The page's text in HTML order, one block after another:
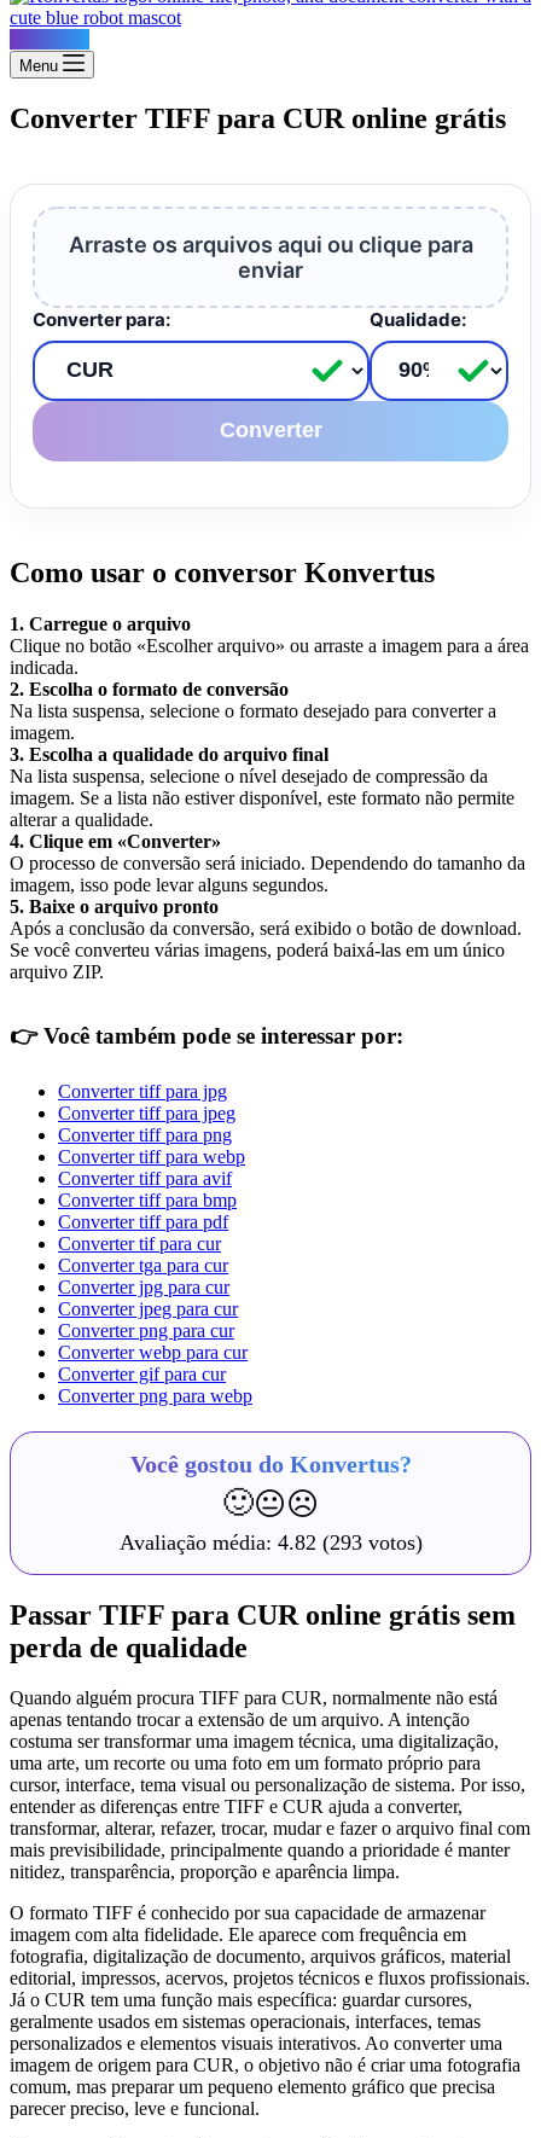
Menu
Converter TIFF para CUR online grátis
Arraste os arquivos aqui ou clique para
enviar
Converter para: Qualidade:
Converter
Como usar o conversor Konvertus
1. Carregue o arquivo
Clique no botão «Escolher arquivo» ou arraste a imagem para a área
indicada.
2. Escolha o formato de conversão
Na lista suspensa, selecione o formato desejado para converter a
imagem.
3. Escolha a qualidade do arquivo final
Na lista suspensa, selecione o nível desejado de compressão da
imagem. Se a lista não estiver disponível, este formato não permite
alterar a qualidade.
4. Clique em «Converter»
O processo de conversão será iniciado. Dependendo do tamanho da
imagem, isso pode levar alguns segundos.
5. Baixe o arquivo pronto
Após a conclusão da conversão, será exibido o botão de download.
Se você converteu várias imagens, poderá baixá-las em um único
arquivo ZIP.
👉Você também pode se interessar por:
Converter tiff para jpg
Converter tiff para jpeg
Converter tiff para png
Converter tiff para webp
Converter tiff para avif
Converter tiff para bmp
Converter tiff para pdf
Converter tif para cur
Converter tga para cur
Converter jpg para cur
Converter jpeg para cur
Converter png para cur
Converter webp para cur
Converter gif para cur
Converter png para webp
Você gostou do Konvertus?
🙂😐☹️
Avaliação média: 4.82 (293 votos)
Passar TIFF para CUR online grátis sem
perda de qualidade
Quando alguém procura TIFF para CUR, normalmente não está
apenas tentando trocar a extensão de um arquivo. A intenção
costuma ser transformar uma imagem técnica, uma digitalização,
uma arte, um recorte ou uma foto em um formato próprio para
cursor, interface, tema visual ou personalização de sistema. Por isso,
entender as diferenças entre TIFF e CUR ajuda a converter,
transformar, alterar, refazer, trocar, mudar e fazer o arquivo final com
mais previsibilidade, principalmente quando a prioridade é manter
nitidez, transparência, proporção e aparência limpa.
O formato TIFF é conhecido por sua capacidade de armazenar
imagem com alta fidelidade. Ele aparece com frequência em
fotografia, digitalização de documento, arquivos gráficos, material
editorial, impressos, acervos, projetos técnicos e fluxos profissionais.
Já o CUR tem uma função mais específica: guardar cursores,
geralmente usados em sistemas operacionais, interfaces, temas
personalizados e elementos visuais interativos. Ao converter uma
imagem de origem para CUR, o objetivo não é criar uma fotografia
comum, mas preparar um pequeno elemento gráfico que precisa
parecer preciso, leve e funcional.